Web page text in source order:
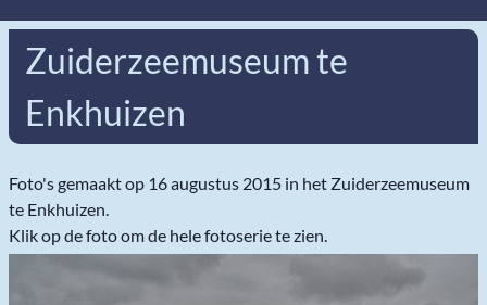
Zuiderzeemuseum te
Enkhuizen
Foto's gemaakt op 16 augustus 2015 in het Zuiderzeemuseum
te Enkhuizen.
Klik op de foto om de hele fotoserie te zien.